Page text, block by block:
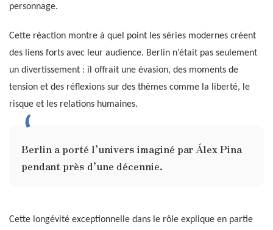
personnage.
Cette réaction montre à quel point les séries modernes créent
des liens forts avec leur audience. Berlin n’était pas seulement
un divertissement : il offrait une évasion, des moments de
tension et des réflexions sur des thèmes comme la liberté, le
risque et les relations humaines.
Berlin a porté l’univers imaginé par Álex Pina
pendant près d’une décennie.
Cette longévité exceptionnelle dans le rôle explique en partie